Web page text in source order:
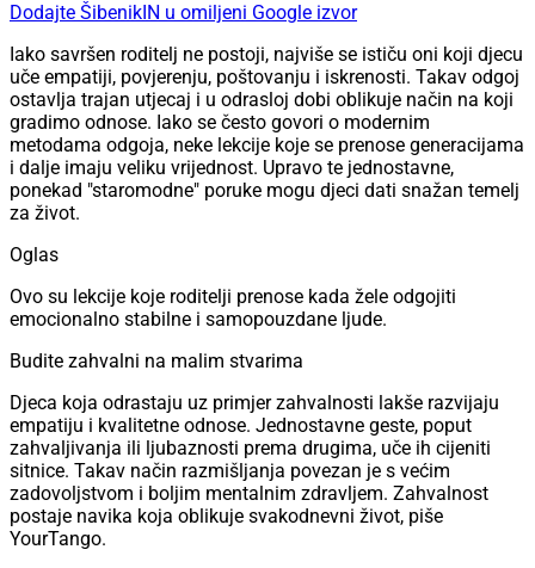
Dodajte ŠibenikIN u omiljeni Google izvor
Iako savršen roditelj ne postoji, najviše se ističu oni koji djecu
uče empatiji, povjerenju, poštovanju i iskrenosti. Takav odgoj
ostavlja trajan utjecaj i u odrasloj dobi oblikuje način na koji
gradimo odnose. Iako se često govori o modernim
metodama odgoja, neke lekcije koje se prenose generacijama
i dalje imaju veliku vrijednost. Upravo te jednostavne,
ponekad "staromodne" poruke mogu djeci dati snažan temelj
za život.
Oglas
Ovo su lekcije koje roditelji prenose kada žele odgojiti
emocionalno stabilne i samopouzdane ljude.
Budite zahvalni na malim stvarima
Djeca koja odrastaju uz primjer zahvalnosti lakše razvijaju
empatiju i kvalitetne odnose. Jednostavne geste, poput
zahvaljivanja ili ljubaznosti prema drugima, uče ih cijeniti
sitnice. Takav način razmišljanja povezan je s većim
zadovoljstvom i boljim mentalnim zdravljem. Zahvalnost
postaje navika koja oblikuje svakodnevni život, piše
YourTango.